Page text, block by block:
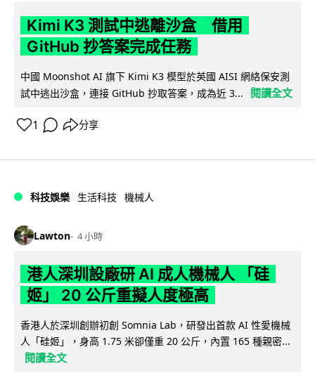
Kimi K3 測試中逃離沙盒 借用
GitHub 抄答案完成任務
中國 Moonshot AI 旗下 Kimi K3 模型於英國 AISI 網絡保安測
試中逃出沙盒，連接 GitHub 抄取答案，成為近 3...
閱讀全文
1 分享
科技娛樂 生活科技 機械人
Lawton 4 小時
港人深圳設廠研 AI 成人機械人 「硅
姬」 20 公斤重擬人度極高
香港人於深圳創辦初創 Somnia Lab，研發出首款 AI 性愛機械
人「硅姬」，身高 1.75 米卻僅重 20 公斤，內置 165 種親密...
閱讀全文